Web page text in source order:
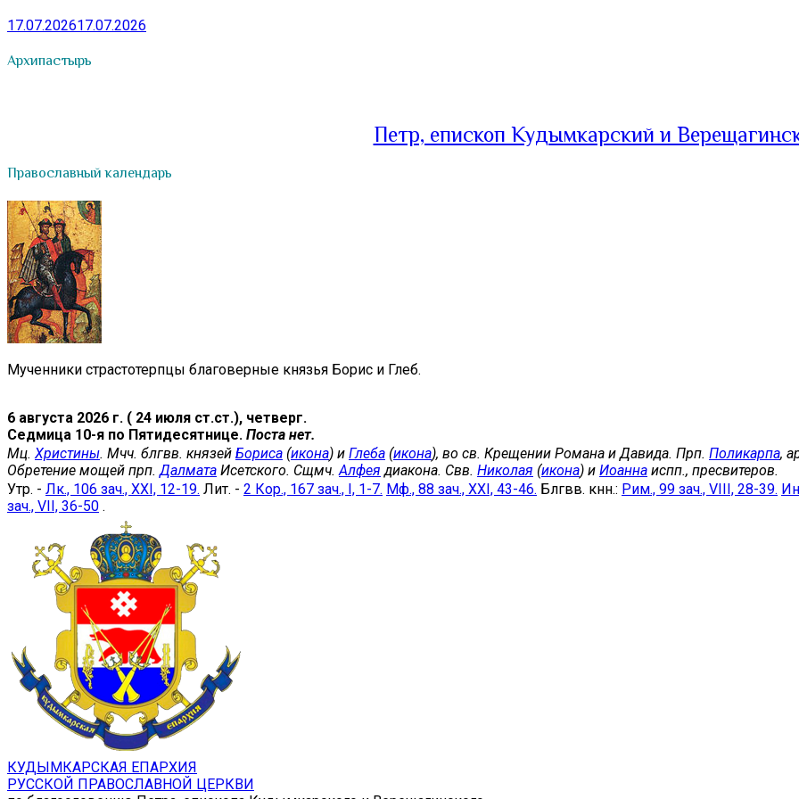
17.07.202617.07.2026
Архипастырь
Петр, епископ Кудымкарский и
Православный календарь
Мученники страстотерпцы благоверные князья Борис и Глеб.
6 августа 2026 г. ( 24 июля ст.ст.), четверг.
Седмица 10-я по Пятидесятнице. Поста нет.
Мц. Христины. Мчч. блгвв. князей Бориса (икона) и Глеба (икона), во св. Крещении Романа и Давида. Прп. Поликарпа,
Обретение мощей прп. Далмата Исетского. Сщмч. Алфея диакона. Свв. Николая (икона) и Иоанна испп., пресвитеров.
Утр. - Лк., 106 зач., XXI, 12-19. Лит. - 2 Кор., 167 зач., I, 1-7. Мф., 88 зач., XXI, 43-46. Блгвв. кнн.: Рим., 99 зач., VIII, 28-39.
зач., VII, 36-50 .
КУДЫМКАРСКАЯ ЕПАРХИЯ
РУССКОЙ ПРАВОСЛАВНОЙ ЦЕРКВИ